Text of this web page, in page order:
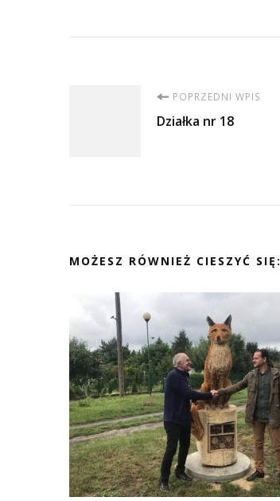
Nawigacja
POPRZEDNI WPIS
Działka nr 18
MOŻESZ RÓWNIEŻ CIESZYĆ SIĘ: